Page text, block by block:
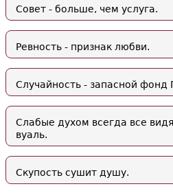
Совет - больше, чем услуга.
Ревность - признак любви.
Случайность - запасной фонд
Слабые духом всегда все
вуаль.
Скупость сушит душу.